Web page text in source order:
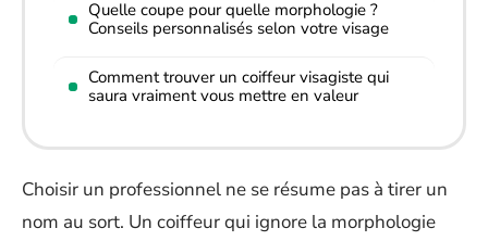
Quelle coupe pour quelle morphologie ?
Conseils personnalisés selon votre visage
Comment trouver un coiffeur visagiste qui
saura vraiment vous mettre en valeur
Choisir un professionnel ne se résume pas à tirer un
nom au sort. Un coiffeur qui ignore la morphologie